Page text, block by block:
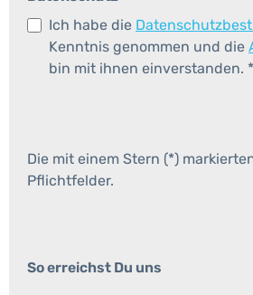
Ich habe die
Kenntnis genommen und die
bin mit ihnen einverstanden. *
Die mit einem Stern (*)
Pflichtfelder.
So erreichst Du uns